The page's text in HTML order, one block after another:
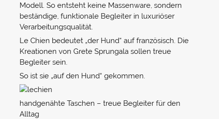
Modell. So entsteht keine Massenware, sondern
beständige, funktionale Begleiter in luxuriöser
Verarbeitungsqualität.
Le Chien bedeutet „der Hund“ auf französisch. Die
Kreationen von Grete Sprungala sollen treue
Begleiter sein.
So ist sie „auf den Hund“ gekommen.
handgenähte Taschen – treue Begleiter für den
Alltag